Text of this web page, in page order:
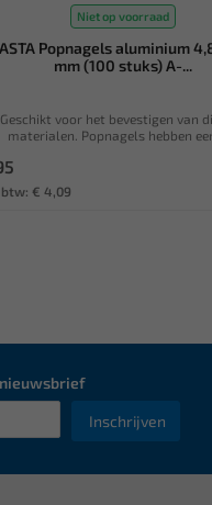
Niet op voorraad
ASTA Popnagels aluminium
mm (100 stuks) A-...
Geschikt voor het bevestigen van
materialen. Popnagels hebben een
btw: € 4,09
nieuwsbrief
Inschrijven